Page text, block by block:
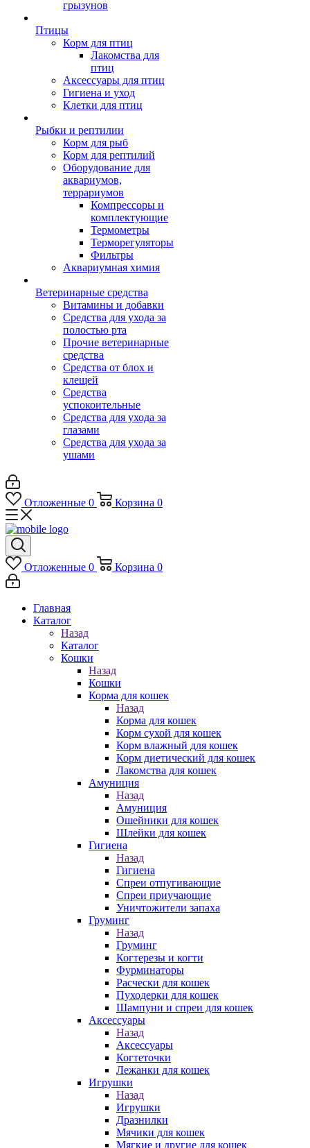
грызунов
Птицы
Корм для птиц
Лакомства для
птиц
Аксессуары для птиц
Гигиена и уход
Клетки для птиц
Рыбки и рептилии
Корм для рыб
Корм для рептилий
Оборудование для
аквариумов,
террариумов
Компрессоры и
комплектующие
Термометры
Терморегуляторы
Фильтры
Аквариумная химия
Ветеринарные средства
Витамины и добавки
Средства для ухода за
полостью рта
Прочие ветеринарные
средства
Средства от блох и
клещей
Средства
успокоительные
Средства для ухода за
глазами
Средства для ухода за
ушами
Отложенные 0 Корзина 0
Отложенные 0 Корзина 0
Главная
Каталог
Назад
Каталог
Кошки
Назад
Кошки
Корма для кошек
Назад
Корма для кошек
Корм сухой для кошек
Корм влажный для кошек
Корм диетический для кошек
Лакомства для кошек
Амуниция
Назад
Амуниция
Ошейники для кошек
Шлейки для кошек
Гигиена
Назад
Гигиена
Спреи отпугивающие
Спреи приучающие
Уничтожители запаха
Груминг
Назад
Груминг
Когтерезы и когти
Фурминаторы
Расчески для кошек
Пуходерки для кошек
Шампуни и спреи для кошек
Аксессуары
Назад
Аксессуары
Когтеточки
Лежанки для кошек
Игрушки
Назад
Игрушки
Дразнилки
Мячики для кошек
Мягкие и другие для кошек